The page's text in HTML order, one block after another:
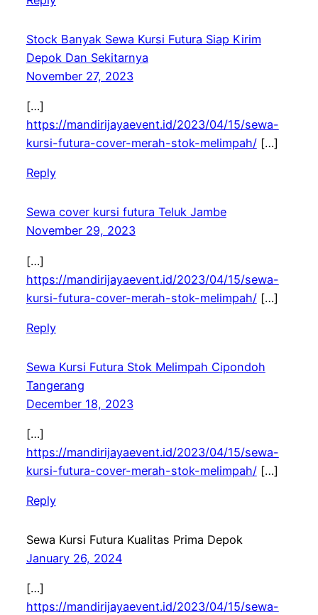
Stock Banyak Sewa Kursi Futura Siap Kirim
Depok Dan Sekitarnya
November 27, 2023
[…]
https://mandirijayaevent.id/2023/04/15/sewa-
kursi-futura-cover-merah-stok-melimpah/[…]
Reply
Sewa cover kursi futura Teluk Jambe
November 29, 2023
[…]
https://mandirijayaevent.id/2023/04/15/sewa-
kursi-futura-cover-merah-stok-melimpah/[…]
Reply
Sewa Kursi Futura Stok Melimpah Cipondoh
Tangerang
December 18, 2023
[…]
https://mandirijayaevent.id/2023/04/15/sewa-
kursi-futura-cover-merah-stok-melimpah/[…]
Reply
Sewa Kursi Futura Kualitas Prima Depok
January 26, 2024
[…]
https://mandirijayaevent.id/2023/04/15/sewa-